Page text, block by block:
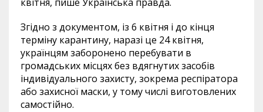
Згідно з документом, із 6 квітня і до кінця
терміну карантину, наразі це 24 квітня,
українцям заборонено перебувати в
громадських місцях без вдягнутих засобів
індивідуального захисту, зокрема респіратора
або захисної маски, у тому числі виготовлених
самостійно.